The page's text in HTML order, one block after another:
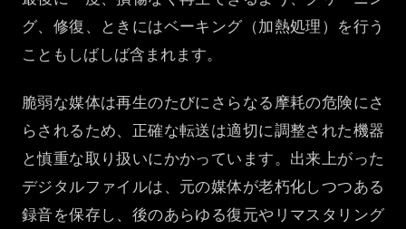
グ、修復、ときにはベーキング（加熱処理）を行う
こともしばしば含まれます。
脆弱な媒体は再生のたびにさらなる摩耗の危険にさ
らされるため、正確な転送は適切に調整された機器
と慎重な取り扱いにかかっています。出来上がった
デジタルファイルは、元の媒体が老朽化しつつある
録音を保存し、後のあらゆる復元やリマスタリング